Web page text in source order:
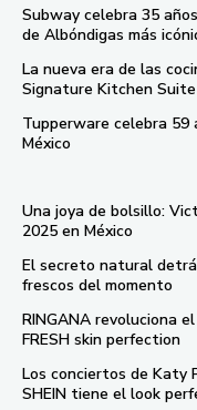
Subway celebra 35
de Albóndigas más
La nueva era de las
Signature Kitchen Suite
Tupperware celebra 59
México
Una joya de bolsillo:
2025 en México
El secreto natural
frescos del momento
RINGANA revoluciona
FRESH skin perfection
Los conciertos de Katy
SHEIN tiene el look